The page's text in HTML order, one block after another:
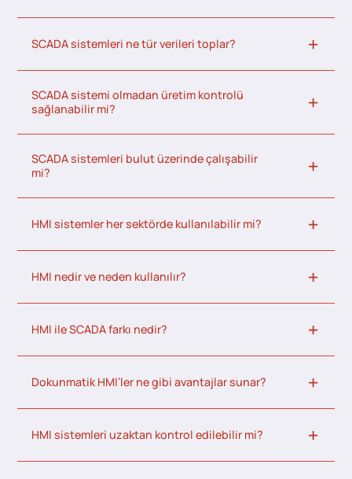
SCADA sistemleri ne tür verileri toplar?
SCADA sistemi olmadan üretim kontrolü
sağlanabilir mi?
SCADA sistemleri bulut üzerinde çalışabilir
mi?
HMI sistemler her sektörde kullanılabilir mi?
HMI nedir ve neden kullanılır?
HMI ile SCADA farkı nedir?
Dokunmatik HMI’ler ne gibi avantajlar sunar?
HMI sistemleri uzaktan kontrol edilebilir mi?